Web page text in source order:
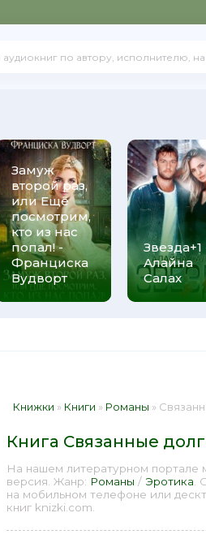
Замуж
второй раз,
или Ещё
посмотрим,
кто из нас
попал! -
Франциска
Вудворт
Звезда+1
Алайна
Салах
Книжки » Книги » Романы »
Книга Связанные
На нашем литературном портале
версия. Жанр: Романы / Эротика .
на мобильном телефоне или
книг knizki.com.